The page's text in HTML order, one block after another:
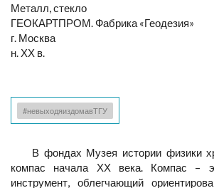
Металл, стекло
ГЕОКАРТПРОМ. Фабрика «Геодезия»
г. Москва
н. ХХ в.
#невыходяиздомавТГУ
В фондах Музея истории физики
компас начала ХХ века. Компас –
инструмент, облегчающий